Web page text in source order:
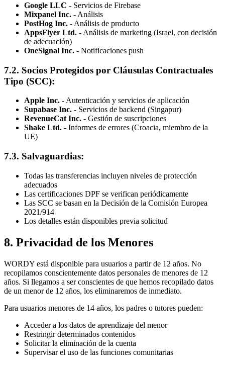
Google LLC - Servicios de Firebase
Mixpanel Inc. - Análisis
PostHog Inc. - Análisis de producto
AppsFlyer Ltd. - Análisis de marketing (Israel, con decisión
de adecuación)
OneSignal Inc. - Notificaciones push
7.2. Socios Protegidos por Cláusulas Contractuales
Tipo (SCC):
Apple Inc. - Autenticación y servicios de aplicación
Supabase Inc. - Servicios de backend (Singapur)
RevenueCat Inc. - Gestión de suscripciones
Shake Ltd. - Informes de errores (Croacia, miembro de la
UE)
7.3. Salvaguardias:
Todas las transferencias incluyen niveles de protección
adecuados
Las certificaciones DPF se verifican periódicamente
Las SCC se basan en la Decisión de la Comisión Europea
2021/914
Los detalles están disponibles previa solicitud
8. Privacidad de los Menores
WORDY está disponible para usuarios a partir de 12 años. No
recopilamos conscientemente datos personales de menores de 12
años. Si llegamos a ser conscientes de que hemos recopilado datos
de un menor de 12 años, los eliminaremos de inmediato.
Para usuarios menores de 14 años, los padres o tutores pueden:
Acceder a los datos de aprendizaje del menor
Restringir determinados contenidos
Solicitar la eliminación de la cuenta
Supervisar el uso de las funciones comunitarias